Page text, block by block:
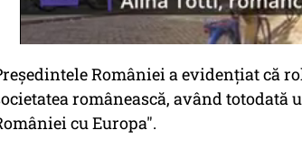
României a evidenţiat că
românească, având
cu Europa".